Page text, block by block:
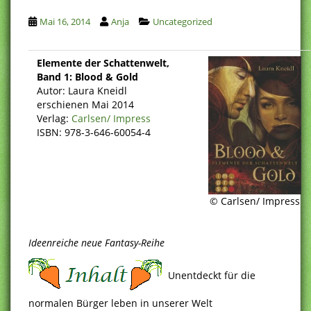
Mai 16, 2014 Anja Uncategorized
Elemente der Schattenwelt,
Band 1: Blood & Gold
Autor: Laura Kneidl
erschienen Mai 2014
Verlag: Carlsen/ Impress
ISBN: 978-3-646-60054-4
© Carlsen/ Impress
Ideenreiche neue Fantasy-Reihe
Unentdeckt für die
normalen Bürger leben in unserer Welt